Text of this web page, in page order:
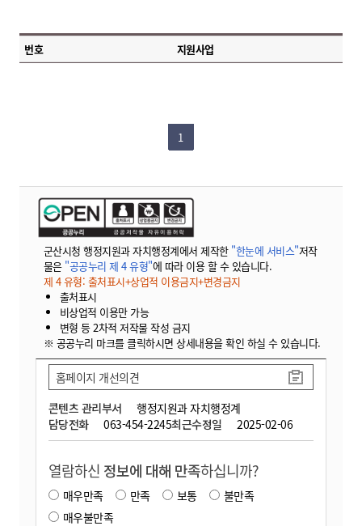
번호 지원사업
1
군산시청 행정지원과 자치행정계에서 제작한 "한눈에 서비스"저작
물은 "공공누리 제 4 유형"에 따라 이용 할 수 있습니다.
제 4 유형: 출처표시+상업적 이용금지+변경금지
출처표시
비상업적 이용만 가능
변형 등 2차적 저작물 작성 금지
※ 공공누리 마크를 클릭하시면 상세내용을 확인 하실 수 있습니다.
콘텐츠 관리부서
행정지원과 자치행정계
담당전화
063-454-2245최근수정일 2025-02-06
홈페이지 개선의견
열람하신 정보에 대해 만족하십니까?
매우만족 만족 보통
불만족
매우불만족